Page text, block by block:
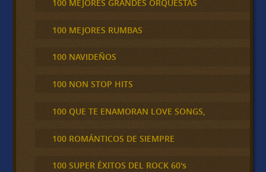
100 MEJORES GRANDES ORQUESTAS
100 MEJORES RUMBAS
100 NAVIDEÑOS
100 NON STOP HITS
100 QUE TE ENAMORAN LOVE SONGS,
100 ROMÁNTICOS DE SIEMPRE
100 SUPER ÉXITOS DEL ROCK 60's